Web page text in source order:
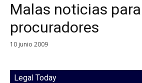
Malas noticias
procuradores
10 junio 2009
Legal Today